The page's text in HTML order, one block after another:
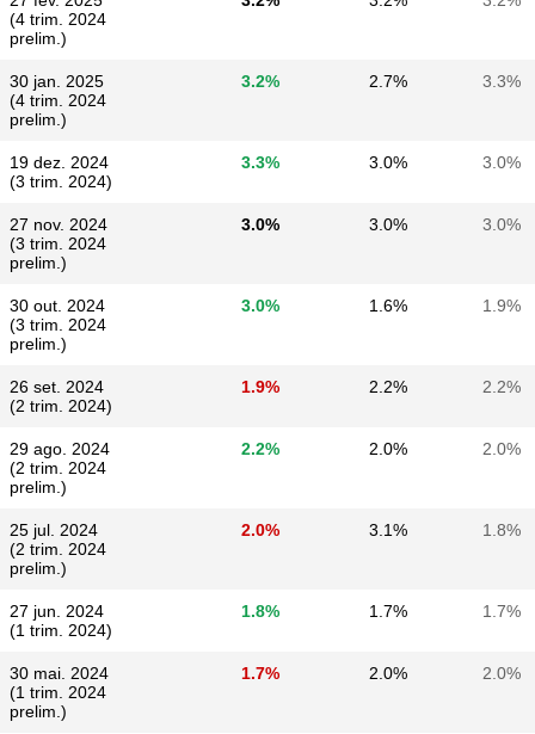
(4 trim. 2024
prelim.)
30 jan. 2025
(4 trim. 2024
prelim.)
3.2% 2.7% 3.3%
19 dez. 2024
(3 trim. 2024)
3.3% 3.0% 3.0%
27 nov. 2024
(3 trim. 2024
prelim.)
3.0% 3.0% 3.0%
30 out. 2024
(3 trim. 2024
prelim.)
3.0% 1.6% 1.9%
26 set. 2024
(2 trim. 2024)
1.9% 2.2% 2.2%
29 ago. 2024
(2 trim. 2024
prelim.)
2.2% 2.0% 2.0%
25 jul. 2024
(2 trim. 2024
prelim.)
2.0% 3.1% 1.8%
27 jun. 2024
(1 trim. 2024)
1.8% 1.7% 1.7%
30 mai. 2024
(1 trim. 2024
prelim.)
1.7% 2.0% 2.0%